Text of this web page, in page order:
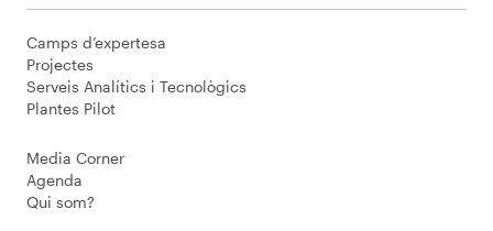
Camps d’expertesa
Projectes
Serveis Analítics i Tecnològics
Plantes Pilot
Media Corner
Agenda
Qui som?